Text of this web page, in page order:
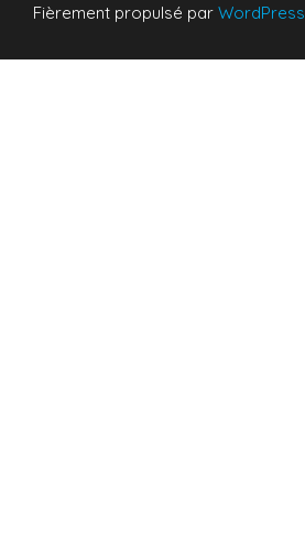
Fièrement propulsé par WordPress